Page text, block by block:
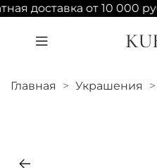
доставка от 10 000
Главная Украшения